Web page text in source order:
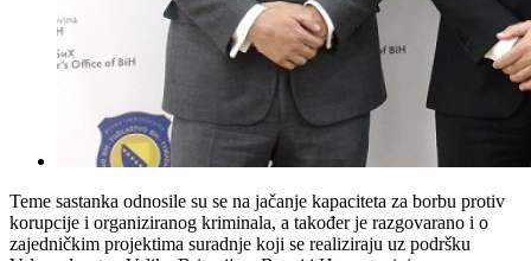
Teme sastanka odnosile su se na jačanje kapaciteta za borbu protiv
korupcije i organiziranog kriminala, a također je razgovarano i o
zajedničkim projektima suradnje koji se realiziraju uz podršku